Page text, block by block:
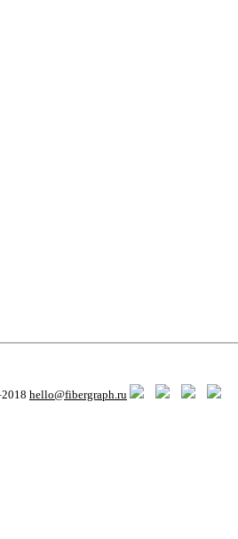
hello@fibergraph.ru